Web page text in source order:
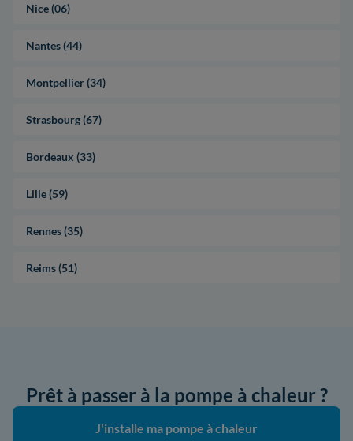
Nice (06)
Nantes (44)
Montpellier (34)
Strasbourg (67)
Bordeaux (33)
Lille (59)
Rennes (35)
Reims (51)
Prêt à passer à la pompe à chaleur ?
J'installe ma pompe à chaleur